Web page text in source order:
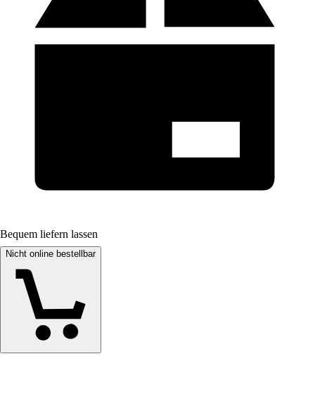
Bequem liefern lassen
Nicht online bestellbar